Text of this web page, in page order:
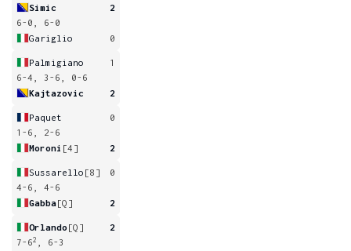
Simic
2
6-0, 6-0
Gariglio
0
Palmigiano
1
6-4, 3-6, 0-6
Kajtazovic
2
Paquet
0
1-6, 2-6
Moroni [4] 2
Sussarello [8]
0
4-6, 4-6
Gabba[Q] 2
Orlando [Q]
2
7-62
, 6-3